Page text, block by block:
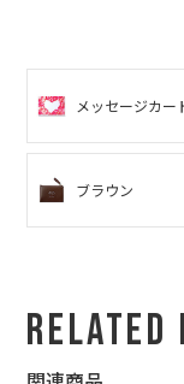
メッセージカー
ブラウン
Related